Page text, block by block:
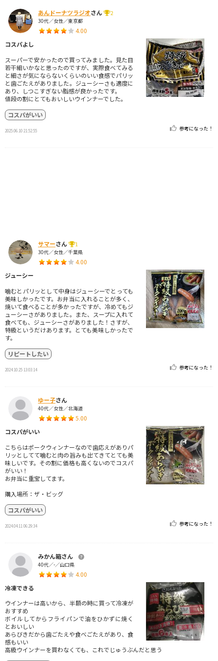
あんドーナツラジオさん
2
30代／女性／東京都
4.00
コスパよし
スーパーで安かったので買ってみました。見た目
若干細いかなと思ったのですが、実際食べてみる
と細さが気にならないくらいのいい食感でパリッ
と歯ごたえがありました。ジューシーさも適度に
あり、しつこすぎない脂感が良かったです。
値段の割にとてもおいしいウインナーでした。
コスパがいい
2025.06.10 21:52:55 参考になった！
サマーさん
1
30代／女性／千葉県
4.00
ジューシー
噛むとパリッとして中身はジューシーでとっても
美味しかったです。お弁当に入れることが多く、
焼いて食べることが多かったですが、冷めてもジ
ューシーさがありました。また、スープに入れて
食べても、ジューシーさがありました！さすが、
特級というだけあります。とても美味しかったで
す。
リピートしたい
2024.10.25 13:03:14 参考になった！
ゆー子さん
40代／女性／北海道
5.00
コスパがいい
こちらはポークウィンナーなので歯応えがありパ
リッとしてて噛むと肉の旨みも出てきてとても美
味しいです。その割に価格も高くないのでコスパ
がいい！
お弁当に重宝してます。
購入場所：ザ・ビッグ
コスパがいい
2024.04.11 06:29:34 参考になった！
みかん箱さん
40代／-／山口県
4.00
冷凍できる
ウインナーは高いから、半額の時に買って冷凍が
おすすめ
ボイルしてからフライパンで油をひかずに焼く
とおいしい
あらびきだから歯ごたえや食べごたえがあり、食
感もいい
高級ウインナーを買わなくても、これでじゅうぶんだと思う